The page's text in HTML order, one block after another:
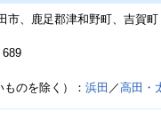
市、鹿足郡津和野町、吉賀町
ものを除く）：浜田 ／高田・